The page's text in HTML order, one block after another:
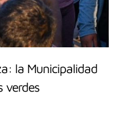
la Municipalidad
verdes